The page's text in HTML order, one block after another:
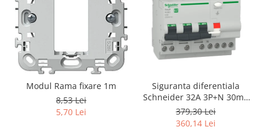
Modul Rama fixare 1m
8,53 Lei
5,70 Lei
Siguranta diferentiala
Schneider 32A 3P+N 30mA
curba C tipAC 4,5kA RCBO
Easy9 EZ9D32732
379,30 Lei
360,14 Lei